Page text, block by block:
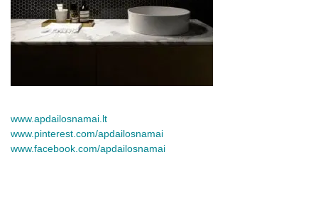
www.apdailosnamai.lt
www.pinterest.com/apdailosnamai
www.facebook.com/apdailosnamai